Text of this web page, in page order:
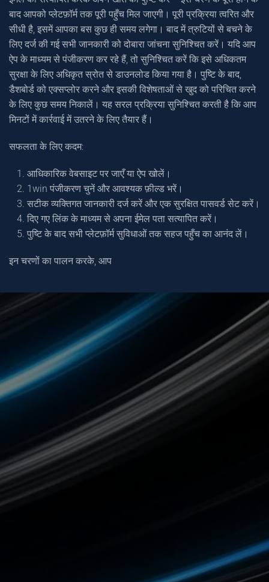
बाद आपको प्लेटफ़ॉर्म तक पूरी पहुँच मिल जाएगी। पूरी प्रक्रिया त्वरित और
सीधी है, इसमें आपका बस कुछ ही समय लगेगा। बाद में त्रुटियों से बचने के
लिए दर्ज की गई सभी जानकारी को दोबारा जांचना सुनिश्चित करें। यदि आप
ऐप के माध्यम से पंजीकरण कर रहे हैं, तो सुनिश्चित करें कि इसे अधिकतम
सुरक्षा के लिए अधिकृत स्रोत से डाउनलोड किया गया है। पुष्टि के बाद,
डैशबोर्ड को एक्सप्लोर करने और इसकी विशेषताओं से खुद को परिचित करने
के लिए कुछ समय निकालें। यह सरल प्रक्रिया सुनिश्चित करती है कि आप
मिनटों में कार्रवाई में उतरने के लिए तैयार हैं।
सफलता के लिए कदम:
आधिकारिक वेबसाइट पर जाएँ या ऐप खोलें।
1win पंजीकरण चुनें और आवश्यक फ़ील्ड भरें।
सटीक व्यक्तिगत जानकारी दर्ज करें और एक सुरक्षित पासवर्ड सेट करें।
दिए गए लिंक के माध्यम से अपना ईमेल पता सत्यापित करें।
पुष्टि के बाद सभी प्लेटफ़ॉर्म सुविधाओं तक सहज पहुँच का आनंद लें।
इन चरणों का पालन करके, आप